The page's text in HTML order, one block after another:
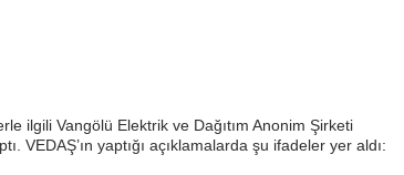
ilgili Vangölü Elektrik ve Dağıtım Anonim Şirketi
VEDAŞ’ın yaptığı açıklamalarda şu ifadeler yer aldı: